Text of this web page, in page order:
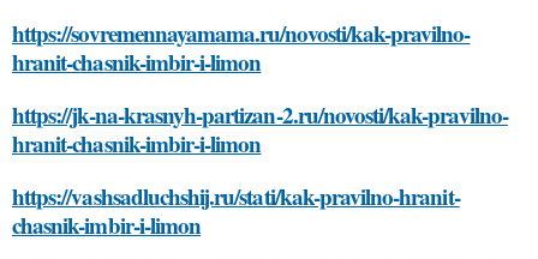
https://sovremennayamama.ru/novosti/kak-pravilno-
hranit-chasnik-imbir-i-limon
https://jk-na-krasnyh-partizan-2.ru/novosti/kak-pravilno-
hranit-chasnik-imbir-i-limon
https://vashsadluchshij.ru/stati/kak-pravilno-hranit-
chasnik-imbir-i-limon